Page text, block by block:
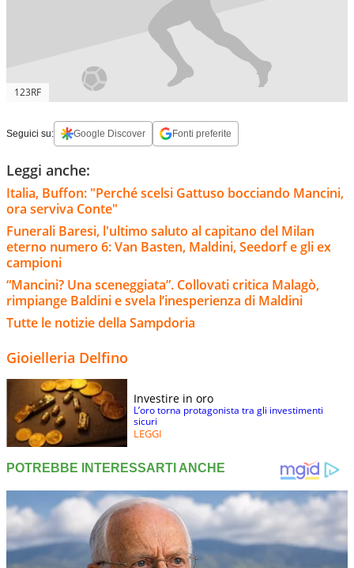
123RF
Seguici su: Google Discover Fonti preferite
Leggi anche:
Italia, Buffon: "Perché scelsi Gattuso bocciando Mancini,
ora serviva Conte"
Funerali Baresi, l'ultimo saluto al capitano del Milan
eterno numero 6: Van Basten, Maldini, Seedorf e gli ex
campioni
“Mancini? Una sceneggiata”. Collovati critica Malagò,
rimpiange Baldini e svela l’inesperienza di Maldini
Tutte le notizie della Sampdoria
Gioielleria Delfino
Investire in oro
L’oro torna protagonista tra gli investimenti
sicuri
LEGGI